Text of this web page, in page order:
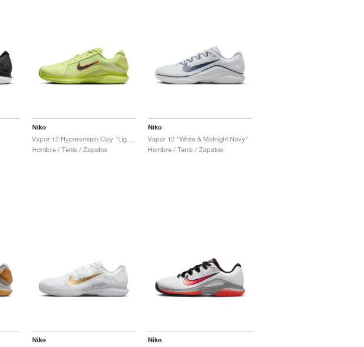
Nike
Vapor 12 Hypersmash Clay "Light Lemon Twist"
Hombre / Tenis / Zapatos
Nike
Vapor 12 "White & Midnight Navy"
Hombre / Tenis / Zapatos
Nike Nike